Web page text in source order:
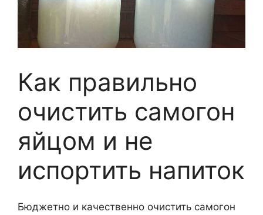
Как правильно
очистить самогон
яйцом и не
испортить напиток
Бюджетно и качественно очистить самогон